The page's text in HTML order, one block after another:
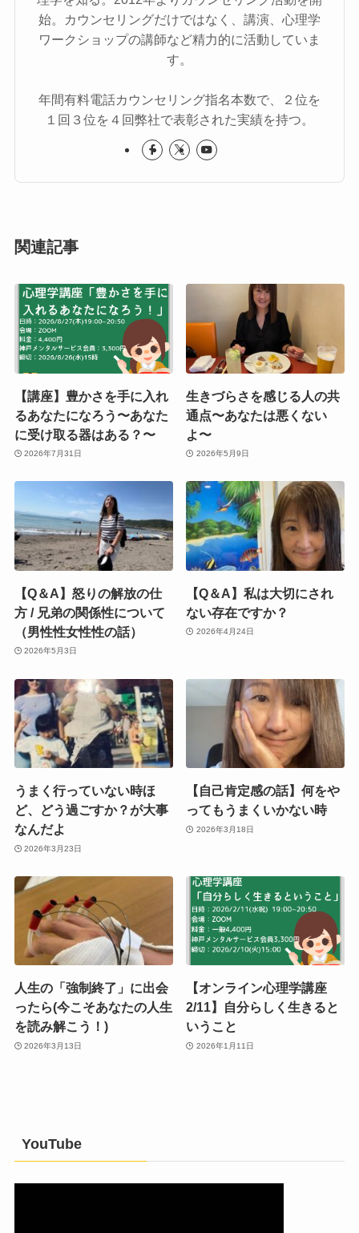
始。カウンセリングだけではなく、講演、心理学
ワークショップの講師など精力的に活動していま
す。
年間有料電話カウンセリング指名本数で、２位を
１回３位を４回弊社で表彰された実績を持つ。
関連記事
【講座】豊かさを手に入れ
るあなたになろう〜あなた
に受け取る器はある？〜
2026年7月31日
生きづらさを感じる人の共
通点〜あなたは悪くない
よ〜
2026年5月9日
【Q＆A】怒りの解放の仕
方 / 兄弟の関係性について
（男性性女性性の話）
2026年5月3日
【Q＆A】私は大切にされ
ない存在ですか？
2026年4月24日
うまく行っていない時ほ
ど、どう過ごすか？が大事
なんだよ
2026年3月23日
【自己肯定感の話】何をや
ってもうまくいかない時
2026年3月18日
人生の「強制終了」に出会
ったら(今こそあなたの人生
を読み解こう！)
2026年3月13日
【オンライン心理学講座
2/11】自分らしく生きると
いうこと
2026年1月11日
YouTube